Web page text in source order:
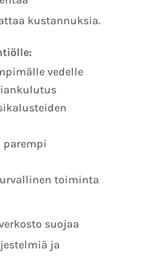
kustannuksia.
vedelle
parempi
toiminta
suojaa
ja